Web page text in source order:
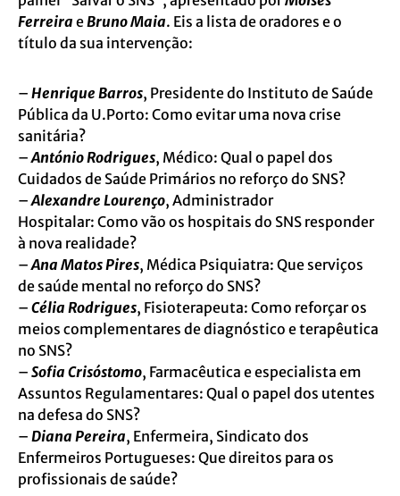
Ferreira eBruno Maia. Eis a lista de oradores e o
título da sua intervenção:
– Henrique Barros, Presidente do Instituto de Saúde
Pública da U.Porto: Como evitar uma nova crise
sanitária?
–António Rodrigues, Médico: Qual o papel dos
Cuidados de Saúde Primários no reforço do SNS?
–Alexandre Lourenço, Administrador
Hospitalar: Como vão os hospitais do SNS responder
à nova realidade?
–Ana Matos Pires, Médica Psiquiatra: Que serviços
de saúde mental no reforço do SNS?
– Célia Rodrigues, Fisioterapeuta: Como reforçar os
meios complementares de diagnóstico e terapêutica
no SNS?
– Sofia Crisóstomo, Farmacêutica e especialista em
Assuntos Regulamentares: Qual o papel dos utentes
na defesa do SNS?
– Diana Pereira, Enfermeira, Sindicato dos
Enfermeiros Portugueses: Que direitos para os
profissionais de saúde?